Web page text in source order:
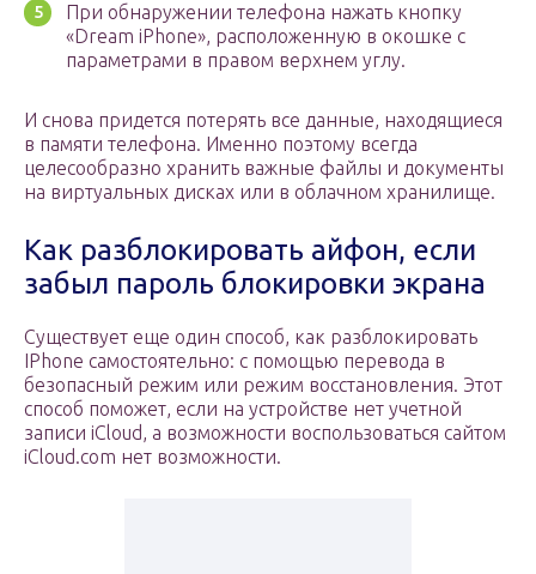
При обнаружении телефона нажать кнопку
«Dream iPhone», расположенную в окошке с
параметрами в правом верхнем углу.
И снова придется потерять все данные, находящиеся
в памяти телефона. Именно поэтому всегда
целесообразно хранить важные файлы и документы
на виртуальных дисках или в облачном хранилище.
Как разблокировать айфон, если
забыл пароль блокировки экрана
Существует еще один способ, как разблокировать
IPhone самостоятельно: с помощью перевода в
безопасный режим или режим восстановления. Этот
способ поможет, если на устройстве нет учетной
записи iCloud, а возможности воспользоваться сайтом
iCloud.com нет возможности.